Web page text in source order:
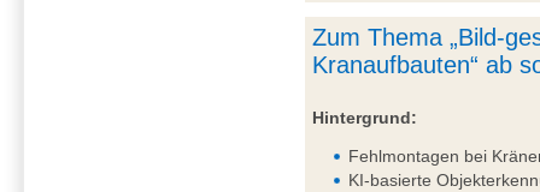
Zum Thema „Bild-
Kranaufbauten“ ab
Hintergrund:
Fehlmontagen bei
KI-basierte